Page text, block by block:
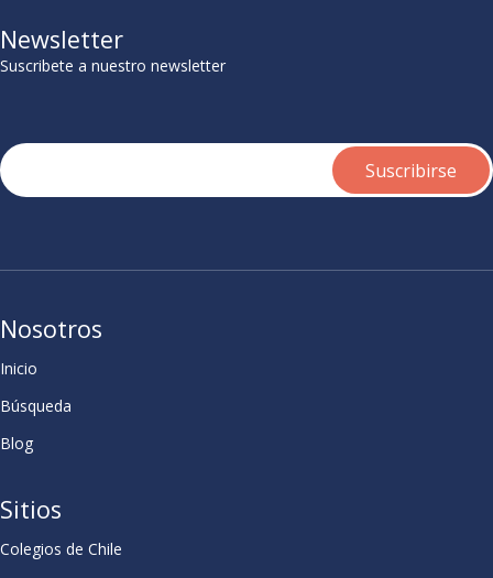
Newsletter
Suscribete a nuestro newsletter
Nosotros
Inicio
Búsqueda
Blog
Sitios
Colegios de Chile